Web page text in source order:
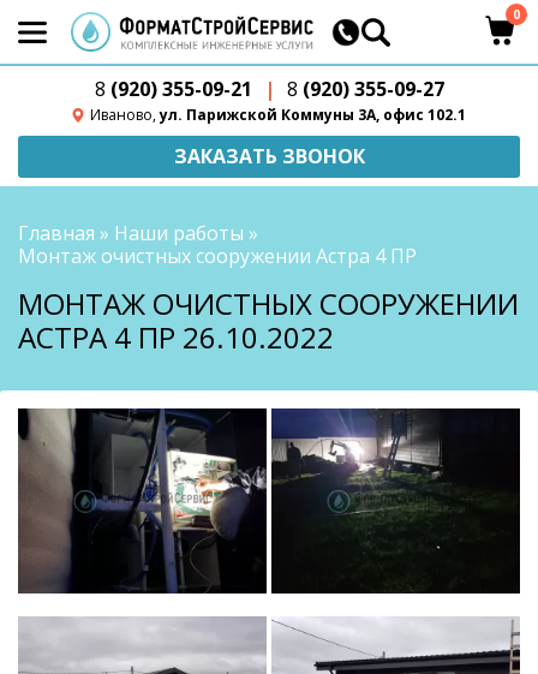
8 (920) 355-09-21 | 8 (920) 355-09-27
Иваново,ул. Парижской Коммуны 3А, офис 102.1
0
ЗАКАЗАТЬ ЗВОНОК
Главная » Наши работы »
Монтаж очистных сооружении Астра 4 ПР
МОНТАЖ ОЧИСТНЫХ СООРУЖЕНИИ
АСТРА 4 ПР 26.10.2022